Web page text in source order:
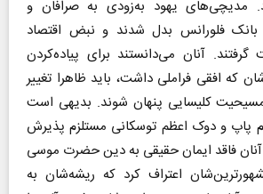
‌مدیچی‌های یهود به‌زودی به صرافان و
بانک فلورانس بدل شدند و نبض اقتصاد
آنان می‌دانستند برای پیاده‌کردن
که افقی فراملی داشت، باید ظاهرا تغییر
کلیسایی پنهان شوند. بدیهی است
پاپ و دوک اعظم توسکانی مستلزم پذیرش
فاقد ایمان حقیقی به دین حضرت موسی
اعتراف کرد که ریشه‌شان به